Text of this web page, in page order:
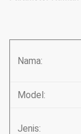
Nama:
Model:
Jenis: